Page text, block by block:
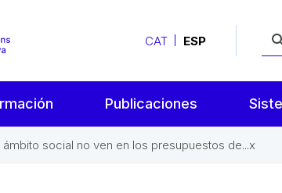
CAT ESP
Publicaciones
social no ven en los presupuestos de...x